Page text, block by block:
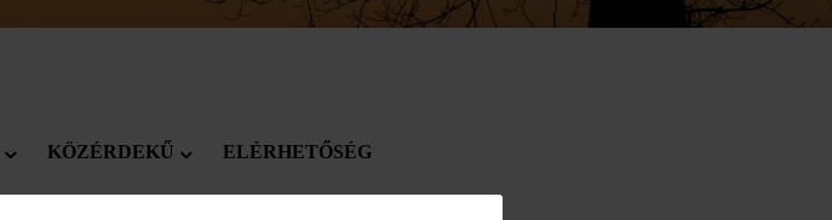
KÖZÉRDEKŰ ELÉRHETŐSÉG